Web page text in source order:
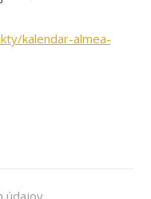
kalendar-almea-